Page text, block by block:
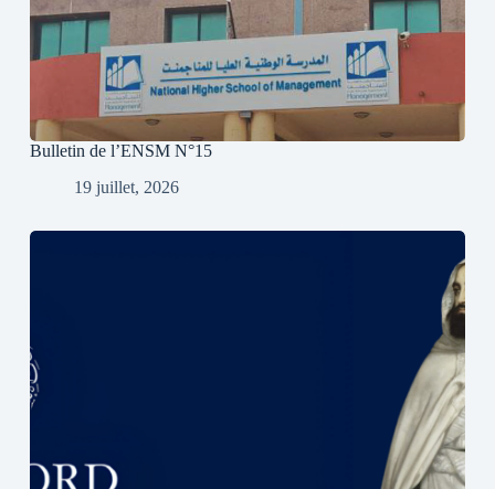
Bulletin de l’ENSM N°15
19 juillet, 2026